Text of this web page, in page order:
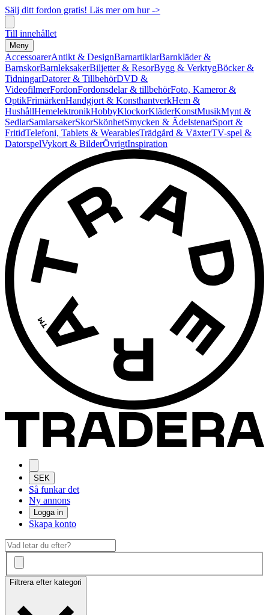
Sälj ditt fordon gratis! Läs mer om hur ->
Till innehållet
Meny
AccessoarerAntikt & DesignBarnartiklarBarnkläder &
BarnskorBarnleksakerBiljetter & ResorBygg & VerktygBöcker &
TidningarDatorer & TillbehörDVD &
VideofilmerFordonFordonsdelar & tillbehörFoto, Kameror &
OptikFrimärkenHandgjort & KonsthantverkHem &
HushållHemelektronikHobbyKlockorKläderKonstMusikMynt &
SedlarSamlarsakerSkorSkönhetSmycken & ÄdelstenarSport &
FritidTelefoni, Tablets & WearablesTrädgård & VäxterTV-spel &
DatorspelVykort & BilderÖvrigtInspiration
SEK
Så funkar det
Ny annons
Logga in
Skapa konto
Filtrera efter kategori